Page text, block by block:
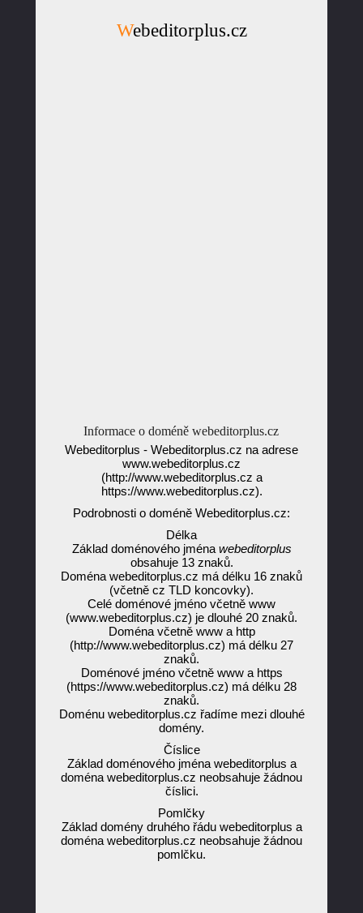
Webeditorplus.cz
Informace o doméně webeditorplus.cz
Webeditorplus - Webeditorplus.cz na adrese
www.webeditorplus.cz
(http://www.webeditorplus.cz a
https://www.webeditorplus.cz).
Podrobnosti o doméně Webeditorplus.cz:
Délka
Základ doménového jména webeditorplus
obsahuje 13 znaků.
Doména webeditorplus.cz má délku 16 znaků
(včetně cz TLD koncovky).
Celé doménové jméno včetně www
(www.webeditorplus.cz) je dlouhé 20 znaků.
Doména včetně www a http
(http://www.webeditorplus.cz) má délku 27
znaků.
Doménové jméno včetně www a https
(https://www.webeditorplus.cz) má délku 28
znaků.
Doménu webeditorplus.cz řadíme mezi dlouhé
domény.
Číslice
Základ doménového jména webeditorplus a
doména webeditorplus.cz neobsahuje žádnou
číslici.
Pomlčky
Základ domény druhého řádu webeditorplus a
doména webeditorplus.cz neobsahuje žádnou
pomlčku.